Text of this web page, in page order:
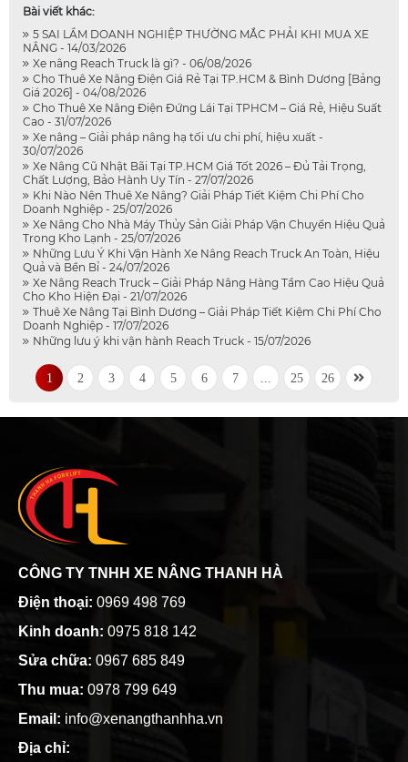
Bài viết khác:
5 SAI LẦM DOANH NGHIỆP THƯỜNG MẮC PHẢI KHI MUA XE
NÂNG - 14/03/2026
Xe nâng Reach Truck là gì? - 06/08/2026
Cho Thuê Xe Nâng Điện Giá Rẻ Tại TP.HCM & Bình Dương [Bảng
Giá 2026] - 04/08/2026
Cho Thuê Xe Nâng Điện Đứng Lái Tại TPHCM – Giá Rẻ, Hiệu Suất
Cao - 31/07/2026
Xe nâng – Giải pháp nâng hạ tối ưu chi phí, hiệu xuất -
30/07/2026
Xe Nâng Cũ Nhật Bãi Tại TP.HCM Giá Tốt 2026 – Đủ Tải Trọng,
Chất Lượng, Bảo Hành Uy Tín - 27/07/2026
Khi Nào Nên Thuê Xe Nâng? Giải Pháp Tiết Kiệm Chi Phí Cho
Doanh Nghiệp - 25/07/2026
Xe Nâng Cho Nhà Máy Thủy Sản Giải Pháp Vận Chuyển Hiệu Quả
Trong Kho Lạnh - 25/07/2026
Những Lưu Ý Khi Vận Hành Xe Nâng Reach Truck An Toàn, Hiệu
Quả và Bền Bỉ - 24/07/2026
Xe Nâng Reach Truck – Giải Pháp Nâng Hàng Tầm Cao Hiệu Quả
Cho Kho Hiện Đại - 21/07/2026
Thuê Xe Nâng Tại Bình Dương – Giải Pháp Tiết Kiệm Chi Phí Cho
Doanh Nghiệp - 17/07/2026
Những lưu ý khi vận hành Reach Truck - 15/07/2026
1 2 3 4 5 6 7 25 26
CÔNG TY TNHH XE NÂNG THANH HÀ
Điện thoại: 0969 498 769
Kinh doanh: 0975 818 142
Sửa chữa: 0967 685 849
Thu mua: 0978 799 649
Email: info@xenangthanhha.vn
Địa chỉ: